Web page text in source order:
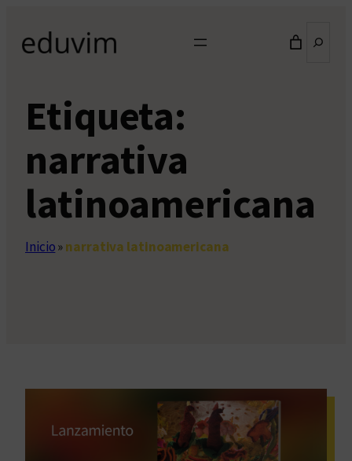
contenido
Etiqueta:
narrativa
latinoamericana
Inicio»narrativa latinoamericana